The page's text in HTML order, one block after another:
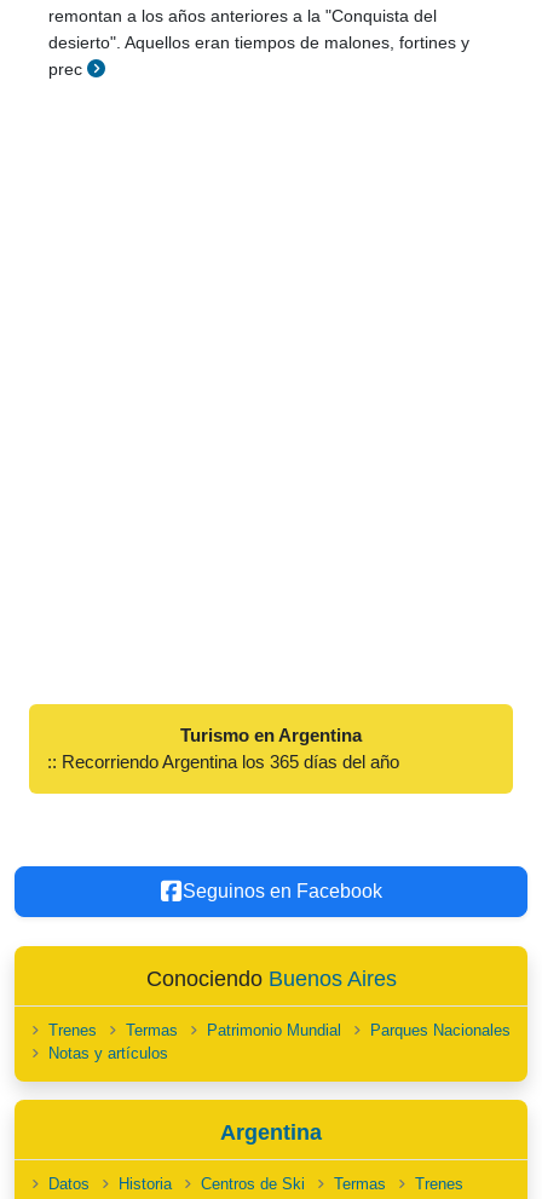
remontan a los años anteriores a la "Conquista del
desierto". Aquellos eran tiempos de malones, fortines y
prec
Turismo en Argentina
:: Recorriendo Argentina los 365 días del año
Seguinos en Facebook
Conociendo Buenos Aires
Trenes Termas Patrimonio Mundial
Parques Nacionales
Notas y artículos
Argentina
Datos Historia Centros de Ski Termas
Trenes